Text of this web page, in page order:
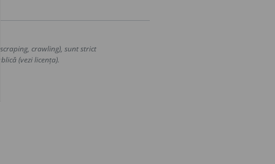
crawling), sunt strict
(vezi licența).